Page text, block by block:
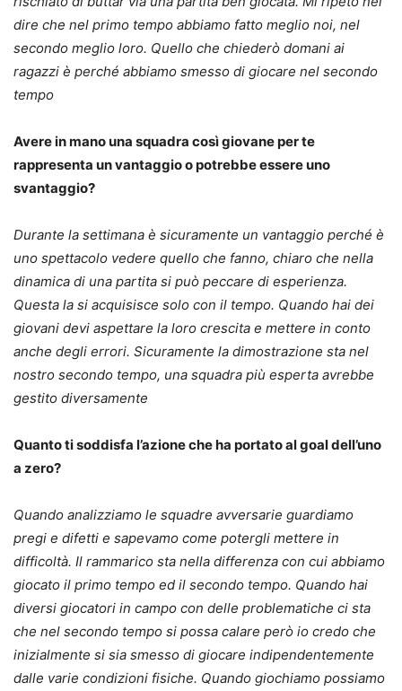
dire che nel primo tempo abbiamo fatto meglio noi, nel
secondo meglio loro. Quello che chiederò domani ai
ragazzi è perché abbiamo smesso di giocare nel secondo
tempo
Avere in mano una squadra così giovane per te
rappresenta un vantaggio o potrebbe essere uno
svantaggio?
Durante la settimana è sicuramente un vantaggio perché è
uno spettacolo vedere quello che fanno, chiaro che nella
dinamica di una partita si può peccare di esperienza.
Questa la si acquisisce solo con il tempo. Quando hai dei
giovani devi aspettare la loro crescita e mettere in conto
anche degli errori. Sicuramente la dimostrazione sta nel
nostro secondo tempo, una squadra più esperta avrebbe
gestito diversamente
Quanto ti soddisfa l’azione che ha portato al goal dell’uno
a zero?
Quando analizziamo le squadre avversarie guardiamo
pregi e difetti e sapevamo come potergli mettere in
difficoltà. Il rammarico sta nella differenza con cui abbiamo
giocato il primo tempo ed il secondo tempo. Quando hai
diversi giocatori in campo con delle problematiche ci sta
che nel secondo tempo si possa calare però io credo che
inizialmente si sia smesso di giocare indipendentemente
dalle varie condizioni fisiche. Quando giochiamo possiamo